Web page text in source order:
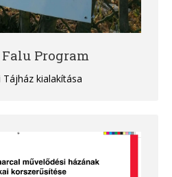
Program
Tájház kialakítása